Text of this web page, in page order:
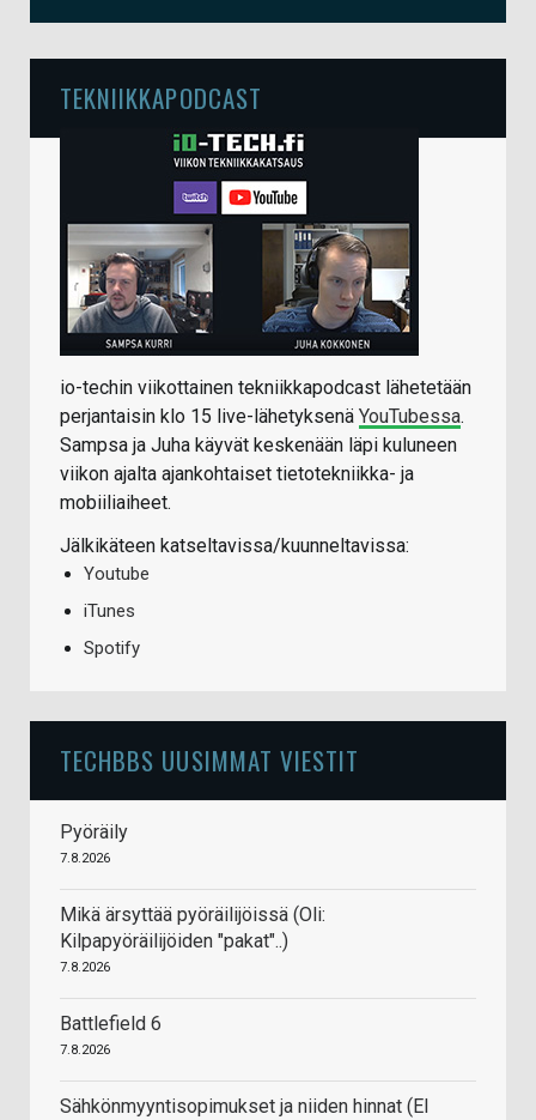
TEKNIIKKAPODCAST
io-techin viikottainen tekniikkapodcast lähetetään
perjantaisin klo 15 live-lähetyksenä YouTubessa.
Sampsa ja Juha käyvät keskenään läpi kuluneen
viikon ajalta ajankohtaiset tietotekniikka- ja
mobiiliaiheet.
Jälkikäteen katseltavissa/kuunneltavissa:
Youtube
iTunes
Spotify
TECHBBS UUSIMMAT VIESTIT
Pyöräily
7.8.2026
Mikä ärsyttää pyöräilijöissä (Oli:
Kilpapyöräilijöiden "pakat"..)
7.8.2026
Battlefield 6
7.8.2026
Sähkönmyyntisopimukset ja niiden hinnat (EI